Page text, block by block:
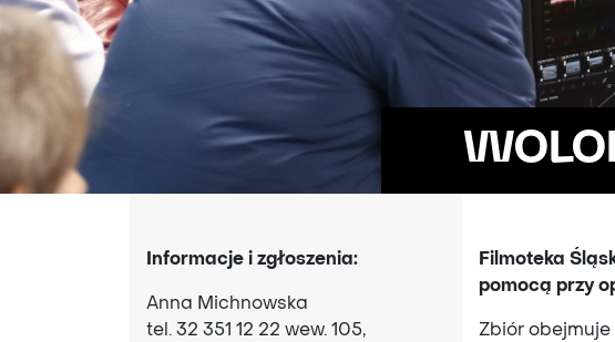
Informacje i zgłoszenia:
Anna Michnowska
tel. 32 351 12 22 wew. 105,
Filmoteka
pomocą przy
Zbiór